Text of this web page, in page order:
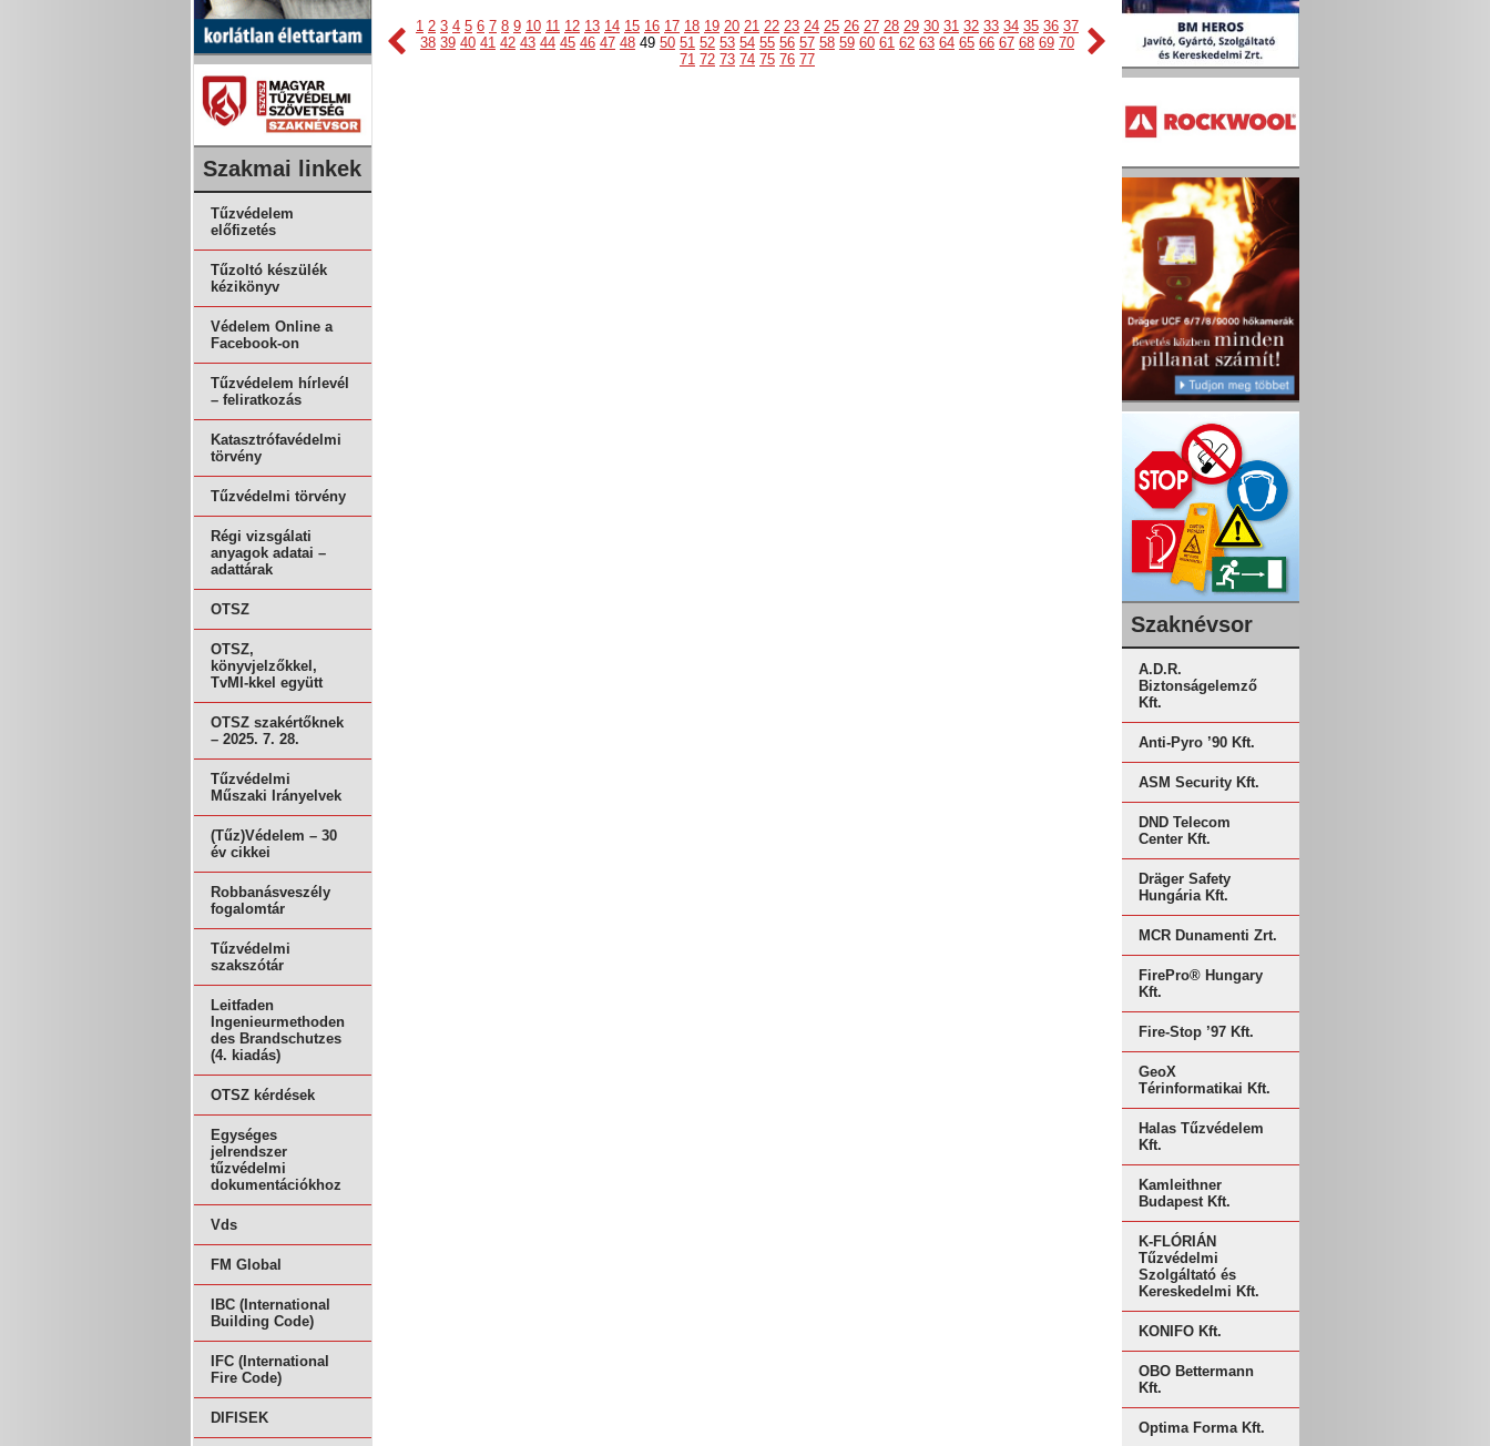
Szakmai linkek
Tűzvédelem
előfizetés
Tűzoltó készülék
kézikönyv
Védelem Online a
Facebook-on
Tűzvédelem hírlevél
– feliratkozás
Katasztrófavédelmi
törvény
Tűzvédelmi törvény
Régi vizsgálati
anyagok adatai –
adattárak
OTSZ
OTSZ,
könyvjelzőkkel,
TvMI-kkel együtt
OTSZ szakértőknek
– 2025. 7. 28.
Tűzvédelmi
Műszaki Irányelvek
(Tűz)Védelem – 30
év cikkei
Robbanásveszély
fogalomtár
Tűzvédelmi
szakszótár
Leitfaden
Ingenieurmethoden
des Brandschutzes
(4. kiadás)
OTSZ kérdések
Egységes
jelrendszer
tűzvédelmi
dokumentációkhoz
Vds
FM Global
IBC (International
Building Code)
IFC (International
Fire Code)
DIFISEK
1 2 3 4 5 6 7 8 9 10 11 12 13 14 15 16 17 18 19 20 21 22 23 24 25 26 27 28 29 30 31 32 33 34 35 36 37
38 39 40 41 42 43 44 45 46 47 48 49 50 51 52 53 54 55 56 57 58 59 60 61 62 63 64 65 66 67 68 69 70
71 72 73 74 75 76 77
Szaknévsor
A.D.R.
Biztonságelemző
Kft.
Anti-Pyro ’90 Kft.
ASM Security Kft.
DND Telecom
Center Kft.
Dräger Safety
Hungária Kft.
MCR Dunamenti Zrt.
FirePro® Hungary
Kft.
Fire-Stop ’97 Kft.
GeoX
Térinformatikai Kft.
Halas Tűzvédelem
Kft.
Kamleithner
Budapest Kft.
K-FLÓRIÁN
Tűzvédelmi
Szolgáltató és
Kereskedelmi Kft.
KONIFO Kft.
OBO Bettermann
Kft.
Optima Forma Kft.